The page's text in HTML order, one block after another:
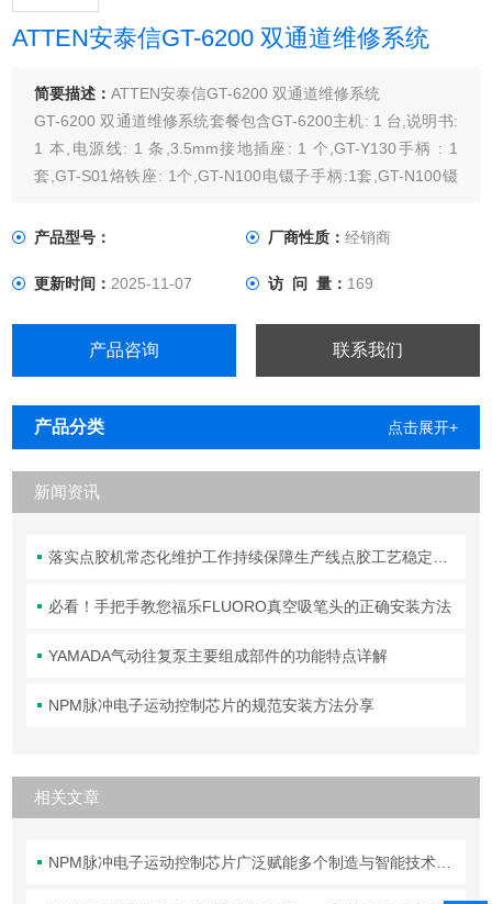
ATTEN安泰信GT-6200 双通道维修系统
简要描述：ATTEN安泰信GT-6200 双通道维修系统
GT-6200 双通道维修系统套餐包含GT-6200主机: 1 台,说明书:
1 本,电源线: 1 条,3.5mm接地插座: 1 个,GT-Y130手柄 : 1
套,GT-S01烙铁座: 1个,GT-N100电镊子手柄:1套,GT-N100镊
中心，创客中心的工程师产品
产品型号： 厂商性质： 经销商
更新时间：2025-11-07 访 问 量： 169
产品咨询 联系我们
产品分类 点击展开+
新闻资讯
落实点胶机常态化维护工作持续保障生产线点胶工艺稳定合规
必看！手把手教您福乐FLUORO真空吸笔头的正确安装方法
YAMADA气动往复泵主要组成部件的功能特点详解
NPM脉冲电子运动控制芯片的规范安装方法分享
相关文章
NPM脉冲电子运动控制芯片广泛赋能多个制造与智能技术领域